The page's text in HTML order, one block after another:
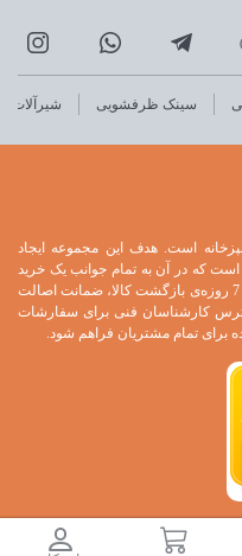
سینک ظرفشویی شیرآلات
است. هدف این مجموعه ایجاد
که در آن به تمام جوانب یک خرید
مطمئن توجه شده باشد. در همین راستا ضمانت 7 روزه‌ی بازگشت کالا، ضمانت اصالت
کارشناسان فنی برای سفارشات
برای تمام مشتریان فراهم شود.
اینترنتی چارسو است.